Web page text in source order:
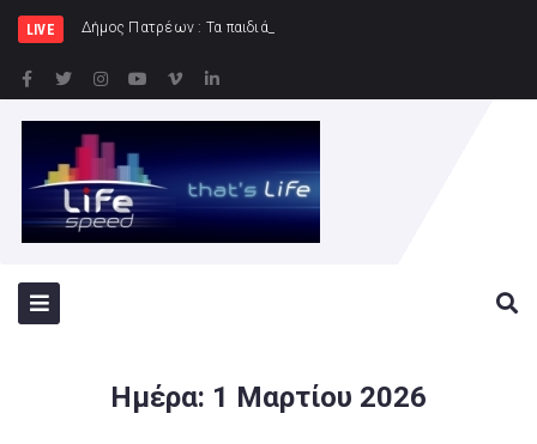
LIVE Δήμος Πατρέων : Τα παιδιά των Ημερήσιων Παιδικών Κατα
Ημέρα: 1 Μαρτίου 2026